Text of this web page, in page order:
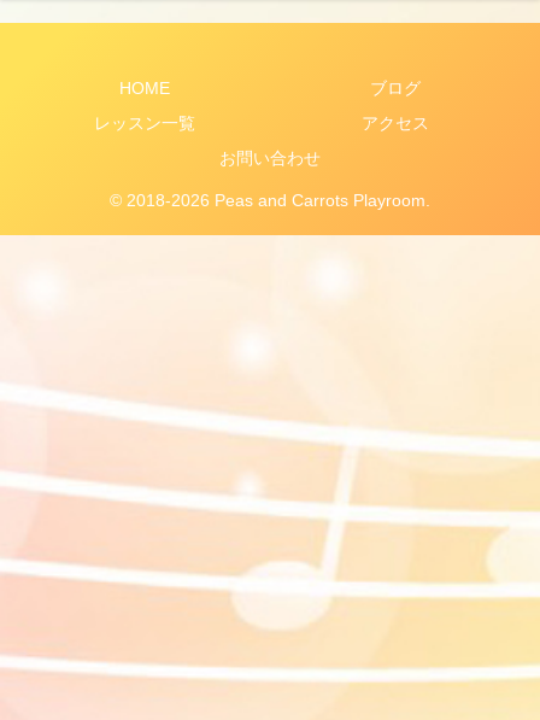
HOME
ブログ
レッスン一覧
アクセス
お問い合わせ
© 2018-2026 Peas and Carrots Playroom.